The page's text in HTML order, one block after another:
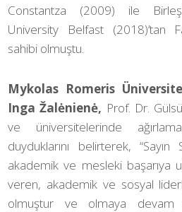
Constantza (2009) ile
University Belfast (2018)’tan
sahibi olmuştu.
Mykolas Romeris
Inga Žalėnienė, Prof. Dr.
ve üniversitelerinde
duyduklarını belirterek,
akademik ve mesleki başarıya
veren, akademik ve sosyal
olmuştur ve olmaya devam